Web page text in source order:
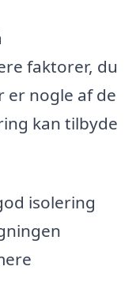
faktorer, du
er nogle af de
kan tilbyde
isolering